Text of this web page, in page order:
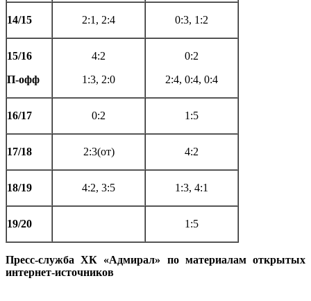
14/15 2:1, 2:4 0:3, 1:2
15/16
П-офф
4:2
1:3, 2:0
0:2
2:4, 0:4, 0:4
16/17 0:2 1:5
17/18 2:3(от) 4:2
18/19 4:2, 3:5 1:3, 4:1
19/20 1:5
Пресс-служба ХК «Адмирал» по материалам открытых
интернет-источников